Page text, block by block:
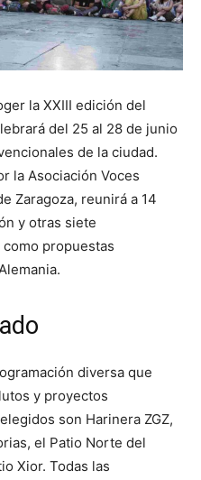
la XXIII edición del
del 25 al 28 de junio
de la ciudad.
la Asociación Voces
Zaragoza, reunirá a 14
y otras siete
propuestas
diversa que
y proyectos
son Harinera ZGZ,
el Patio Norte del
Xior. Todas las